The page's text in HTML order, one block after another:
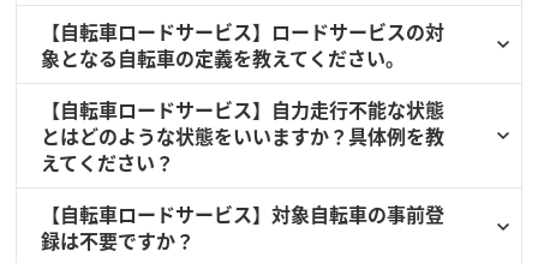
【自転車ロードサービス】ロードサービスの対
象となる自転車の定義を教えてください。
【自転車ロードサービス】自力走行不能な状態
とはどのような状態をいいますか？具体例を教
えてください？
【自転車ロードサービス】対象自転車の事前登
録は不要ですか？